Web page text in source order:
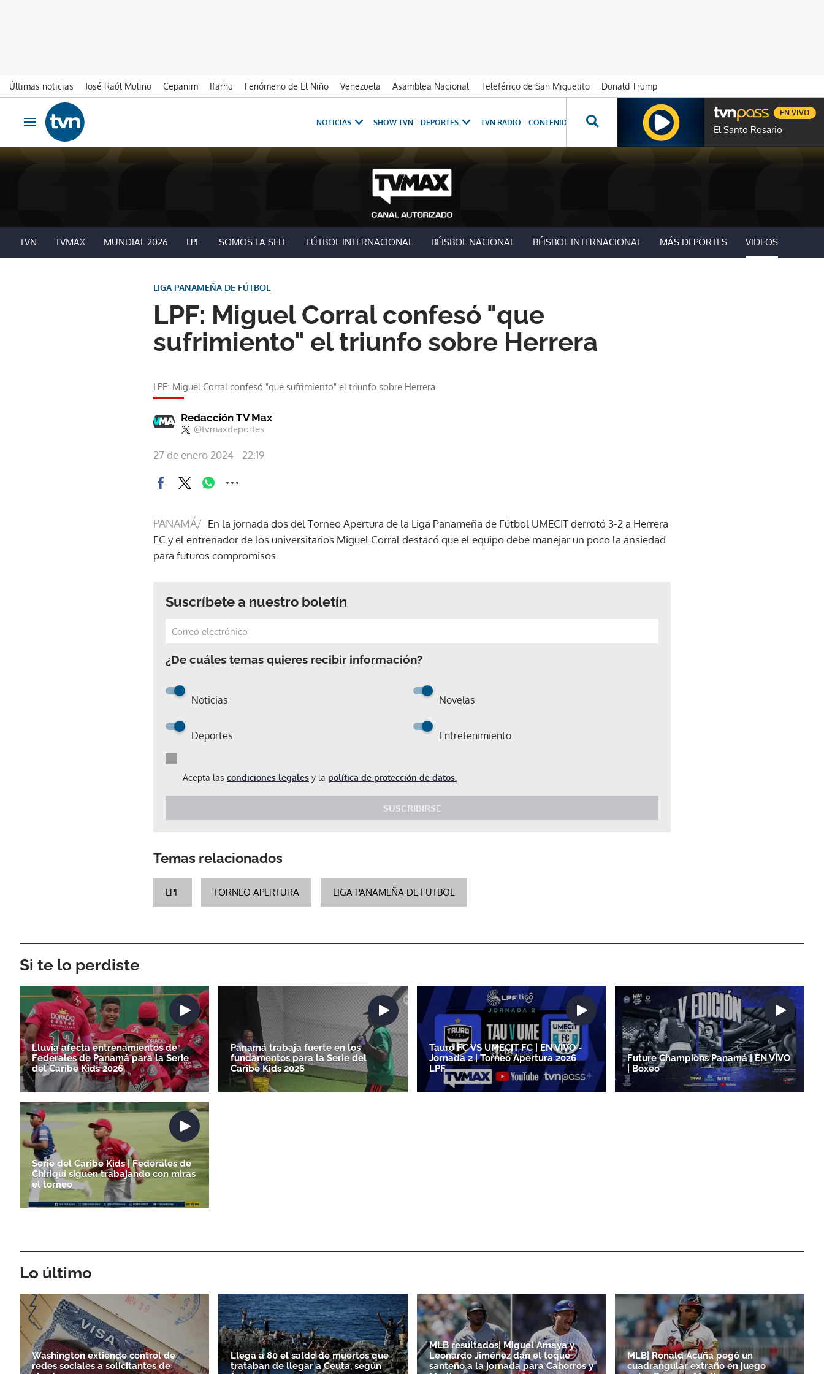
Últimas noticias José Raúl Mulino Cepanim Ifarhu Fenómeno de El Niño Venezuela Asamblea Nacional Teleférico de San Miguelito
Donald Trump
Ir al contenido
Obrir navegació
NOTICIAS SHOW TVN DEPORTES TVN RADIO CONTENIDOS ESPECIALES NOVELAS GENTE TVN
El Santo Rosario
EN VIVO
TVN TVMAX MUNDIAL 2026 LPF SOMOS LA SELE FÚTBOL INTERNACIONAL BÉISBOL NACIONAL BÉISBOL INTERNACIONAL MÁS DEPORTES VIDEOS
LPF: Miguel Corral confesó "que
sufrimiento" el triunfo sobre Herrera
LIGA PANAMEÑA DE FÚTBOL
LPF: Miguel Corral confesó "que sufrimiento" el triunfo sobre Herrera
Redacción TV Max
@tvmaxdeportes
27 de enero 2024 - 22:19
PANAMÁ/ En la jornada dos del Torneo Apertura de la Liga Panameña de Fútbol UMECIT derrotó 3-2 a Herrera
FC y el entrenador de los universitarios Miguel Corral destacó que el equipo debe manejar un poco la ansiedad
para futuros compromisos.
Suscríbete a nuestro boletín
¿De cuáles temas quieres recibir información?
Noticias Novelas
Deportes Entretenimiento
Acepta las condiciones legales y la política de protección de datos.
SUSCRIBIRSE
Gracias por suscribirte a nuestro boletín.
Temas relacionados
LPF TORNEO APERTURA LIGA PANAMEÑA DE FUTBOL
Si te lo perdiste
Lluvia afecta entrenamientos de
Federales de Panamá para la Serie
del Caribe Kids 2026
Panamá trabaja fuerte en los
fundamentos para la Serie del
Caribe Kids 2026
Tauro FC VS UMECIT FC | EN VIVO -
Jornada 2 | Torneo Apertura 2026
LPF
Future Champions Panamá | EN VIVO
| Boxeo
Serie del Caribe Kids | Federales de
Chiriquí siguen trabajando con miras
el torneo
Lo último
Washington extiende control de
redes sociales a solicitantes de
Llega a 80 el saldo de muertos que
trataban de llegar a Ceuta, según
MLB resultados| Miguel Amaya y
Leonardo Jiménez dan el toque
santeño a la jornada para Cahorros y
MLB| Ronald Acuña pegó un
cuadrangular extraño en juego